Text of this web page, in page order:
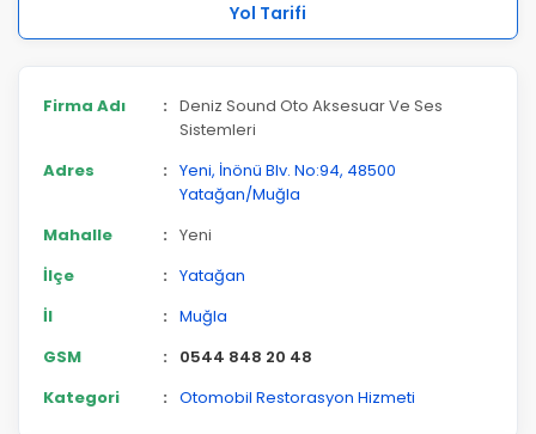
Yol Tarifi
Firma Adı : Deniz Sound Oto Aksesuar Ve Ses
Sistemleri
Adres
: Yeni, İnönü Blv. No:94, 48500
Yatağan/Muğla
Mahalle
: Yeni
İlçe
: Yatağan
İl
: Muğla
GSM
:
0544 848 20 48
Kategori
: Otomobil Restorasyon Hizmeti